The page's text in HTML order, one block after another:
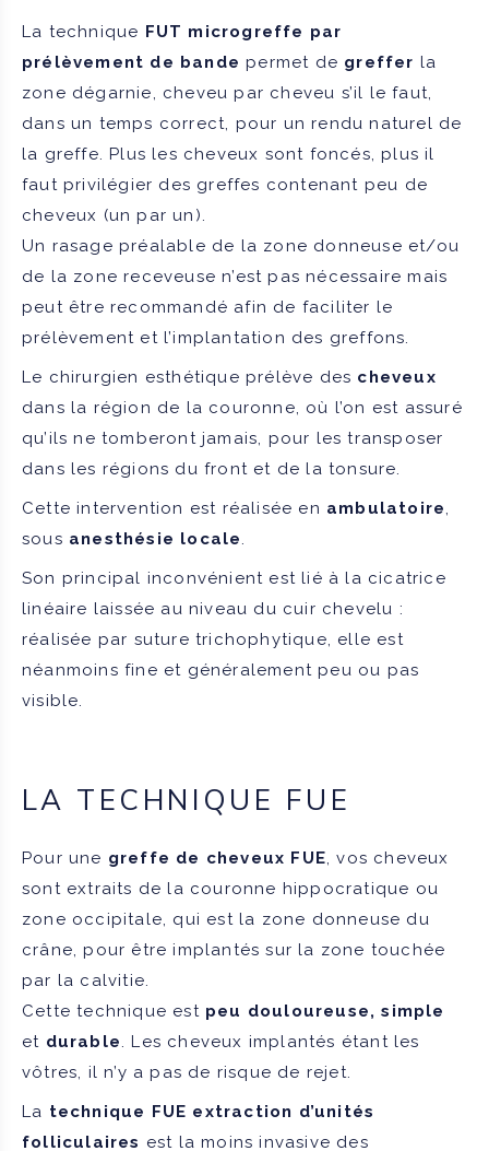
La technique FUT microgreffe par
prélèvement de bande permet de greffer la
zone dégarnie, cheveu par cheveu s’il le faut,
dans un temps correct, pour un rendu naturel de
la greffe. Plus les cheveux sont foncés, plus il
faut privilégier des greffes contenant peu de
cheveux (un par un).
Un rasage préalable de la zone donneuse et/ou
de la zone receveuse n’est pas nécessaire mais
peut être recommandé afin de faciliter le
prélèvement et l’implantation des greffons.
Le chirurgien esthétique prélève des cheveux
dans la région de la couronne, où l’on est assuré
qu’ils ne tomberont jamais, pour les transposer
dans les régions du front et de la tonsure.
Cette intervention est réalisée en ambulatoire,
sous anesthésie locale.
Son principal inconvénient est lié à la cicatrice
linéaire laissée au niveau du cuir chevelu :
réalisée par suture trichophytique, elle est
néanmoins fine et généralement peu ou pas
visible.
LA TECHNIQUE FUE
Pour une greffe de cheveux FUE, vos cheveux
sont extraits de la couronne hippocratique ou
zone occipitale, qui est la zone donneuse du
crâne, pour être implantés sur la zone touchée
par la calvitie.
Cette technique est peu douloureuse, simple
et durable. Les cheveux implantés étant les
vôtres, il n’y a pas de risque de rejet.
La technique FUE extraction d’unités
folliculaires est la moins invasive des